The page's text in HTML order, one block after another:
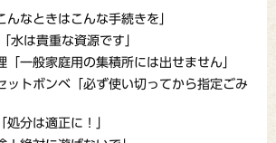
んなときはこんな手続きを」
水は貴重な資源です」
「一般家庭用の集積所には出せません」
ットボンベ「必ず使い切ってから指定ごみ
分は適正に！」